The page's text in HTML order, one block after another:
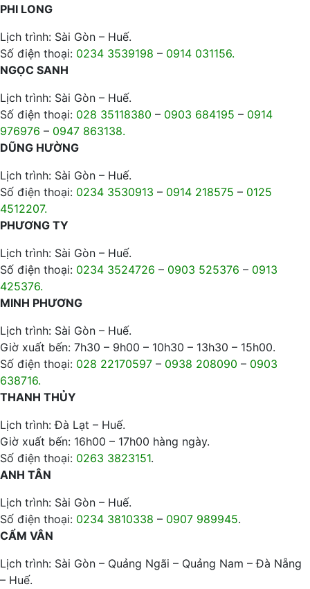
PHI LONG
Lịch trình: Sài Gòn – Huế.
Số điện thoại: 0234 3539198 – 0914 031156.
NGỌC SANH
Lịch trình: Sài Gòn – Huế.
Số điện thoại: 028 35118380 – 0903 684195 – 0914
976976 – 0947 863138.
DŨNG HƯỜNG
Lịch trình: Sài Gòn – Huế.
Số điện thoại: 0234 3530913 – 0914 218575 – 0125
4512207.
PHƯƠNG TY
Lịch trình: Sài Gòn – Huế.
Số điện thoại: 0234 3524726 – 0903 525376 – 0913
425376.
MINH PHƯƠNG
Lịch trình: Sài Gòn – Huế.
Giờ xuất bến: 7h30 – 9h00 – 10h30 – 13h30 – 15h00.
Số điện thoại: 028 22170597 – 0938 208090 – 0903
638716.
THANH THỦY
Lịch trình: Đà Lạt – Huế.
Giờ xuất bến: 16h00 – 17h00 hàng ngày.
Số điện thoại: 0263 3823151.
ANH TÂN
Lịch trình: Sài Gòn – Huế.
Số điện thoại: 0234 3810338 – 0907 989945.
CẨM VÂN
Lịch trình: Sài Gòn – Quảng Ngãi – Quảng Nam – Đà Nẵng
– Huế.